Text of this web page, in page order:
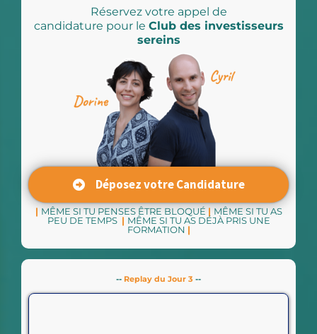
Réservez votre appel de
candidature pour le Club des investisseurs
sereins
Déposez votre Candidature
| MÊME SI TU PENSES ÊTRE BLOQUÉ | MÊME SI TU AS
PEU DE TEMPS | MÊME SI TU AS DÉJÀ PRIS UNE
FORMATION |
-- Replay du Jour 3 --